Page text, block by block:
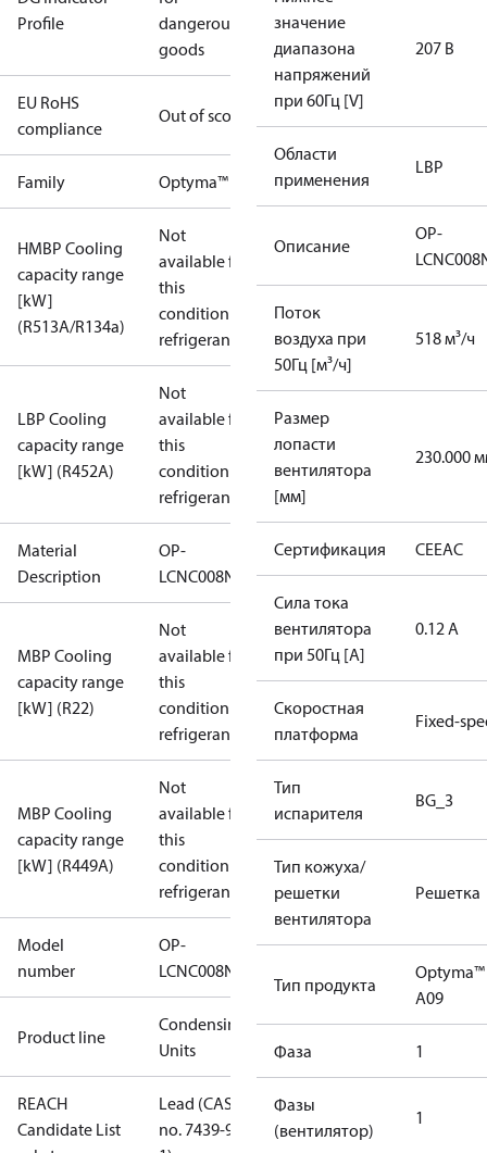
Profile
dangerous
goods
EU RoHS
compliance
Out of scope
Family Optyma™
HMBP Cooling
capacity range
[kW]
(R513A/R134a)
Not
available for
this
condition /
refrigerant
LBP Cooling
capacity range
[kW] (R452A)
Not
available for
this
condition /
refrigerant
Material
Description
OP-
LCNC008NYA09G
MBP Cooling
capacity range
[kW] (R22)
Not
available for
this
condition /
refrigerant
MBP Cooling
capacity range
[kW] (R449A)
Not
available for
this
condition /
refrigerant
Model
number
OP-
LCNC008NUA09G
Product line
Condensing
Units
REACH
Candidate List
Lead (CAS
no. 7439-92-
значение
диапазона
напряжений
при 60Гц [V]
207 В
Области
применения
LBP
Описание
OP-
Поток
воздуха при
50Гц [м³/ч]
518 м³/ч
Размер
лопасти
вентилятора
[мм]
230.000
Сертификация CEEAC
Сила тока
вентилятора
при 50Гц [А]
0.12 А
Скоростная
платформа
Fixed-
Тип
испарителя
BG_3
Тип кожуха/
решетки
вентилятора
Решетка
Тип продукта
Optyma™
A09
Фаза 1
Фазы
(вентилятор)
1